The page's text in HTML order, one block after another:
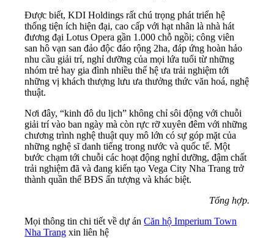
Được biết, KDI Holdings rất chú trọng phát triển hệ
thống tiện ích hiện đại, cao cấp với hạt nhân là nhà hát
đương đại Lotus Opera gần 1.000 chỗ ngồi; công viên
san hô vạn san đảo độc đáo rộng 2ha, đáp ứng hoàn hảo
nhu cầu giải trí, nghỉ dưỡng của mọi lứa tuổi từ những
nhóm trẻ hay gia đình nhiều thế hệ ưa trải nghiệm tới
những vị khách thượng lưu ưa thưởng thức văn hoá, nghệ
thuật.
Nơi đây, “kinh đô du lịch” không chỉ sôi động với chuỗi
giải trí vào ban ngày mà còn rực rỡ xuyên đêm với những
chương trình nghệ thuật quy mô lớn có sự góp mặt của
những nghệ sĩ danh tiếng trong nước và quốc tế. Một
bước chạm tới chuỗi các hoạt động nghỉ dưỡng, đậm chất
trải nghiệm đã và đang kiến tạo Vega City Nha Trang trở
thành quần thể BĐS ấn tượng và khác biệt.
Tổng hợp.
Mọi thông tin chi tiết về dự ánCăn hộ Imperium Town
Nha Trang xin liên hệ